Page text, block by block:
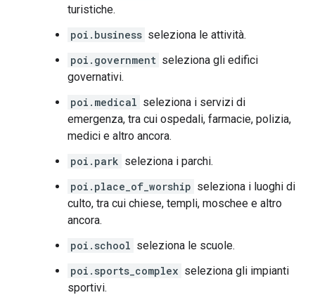
turistiche.
poi.business seleziona le attività.
poi.government seleziona gli edifici
governativi.
poi.medical seleziona i servizi di
emergenza, tra cui ospedali, farmacie, polizia,
medici e altro ancora.
poi.park seleziona i parchi.
poi.place_of_worship seleziona i luoghi di
culto, tra cui chiese, templi, moschee e altro
ancora.
poi.school seleziona le scuole.
poi.sports_complex seleziona gli impianti
sportivi.